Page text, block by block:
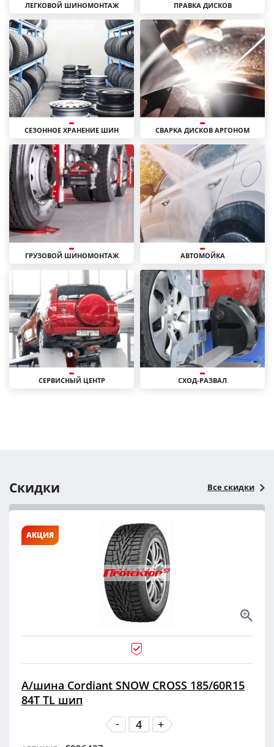
ЛЕГКОВОЙ ШИНОМОНТАЖ ПРАВКА ДИСКОВ
СЕЗОННОЕ ХРАНЕНИЕ ШИН СВАРКА ДИСКОВ АРГОНОМ
ГРУЗОВОЙ ШИНОМОНТАЖ АВТОМОЙКА
СЕРВИСНЫЙ ЦЕНТР СХОД-РАЗВАЛ
Скидки Все скидки
АКЦИЯ
А/шина Cordiant SNOW CROSS 185/60R15
84T TL шип
-
+